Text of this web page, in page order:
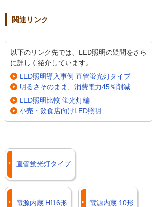
関連リンク
以下のリンク先では、LED照明の疑問をさら
に詳しく紹介しています。
LED照明導入事例 直管蛍光灯タイプ
明るさそのまま、消費電力45％削減
LED照明比較 蛍光灯編
小売・飲食店向けLED照明
直管蛍光灯タイプ
電源内蔵 Hf16形 電源内蔵 10形